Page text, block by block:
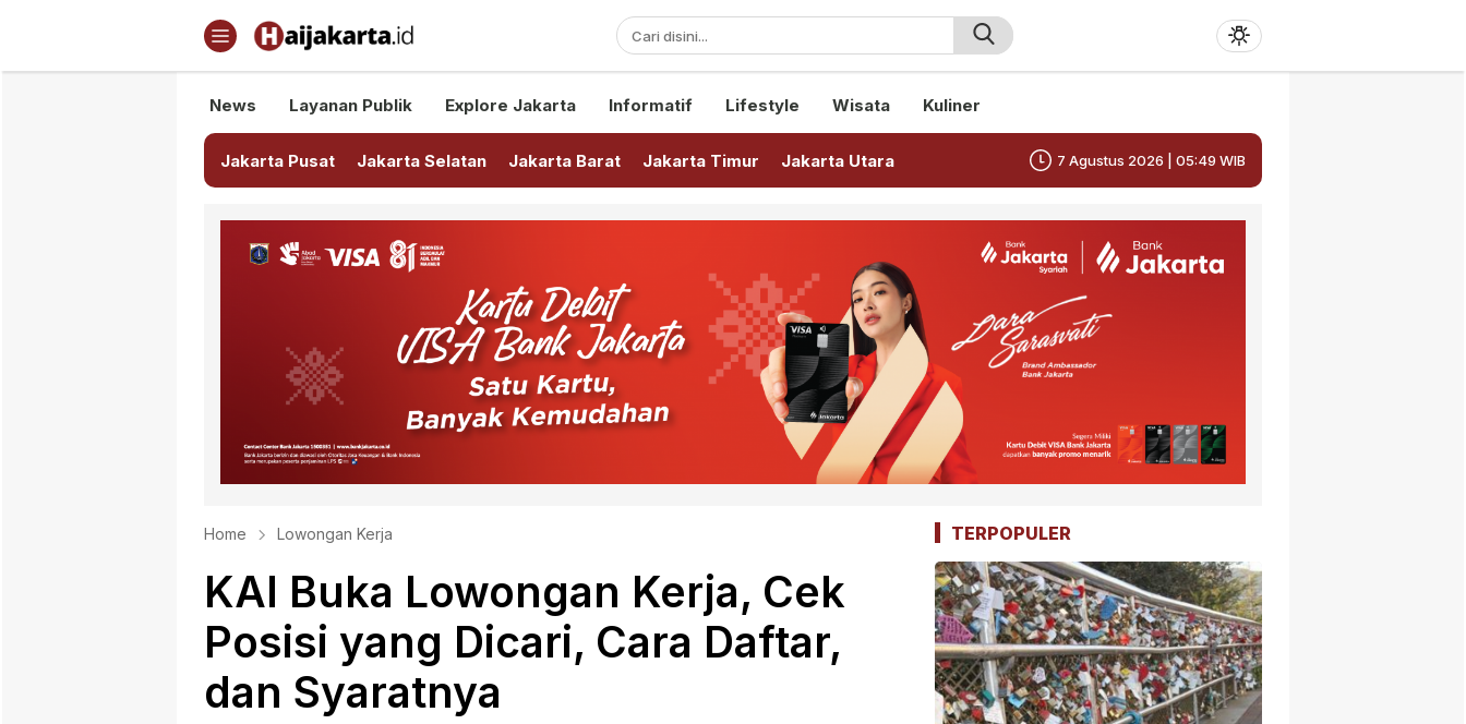
Haijakarta.id
Semua Tentang Jakarta Ada Disini!
News Layanan Publik Explore Jakarta Informatif Lifestyle Wisata Kuliner
Jakarta Pusat Jakarta Selatan Jakarta Barat Jakarta Timur Jakarta Utara 7 Agustus 2026 | 05:49 WIB
Home Lowongan Kerja
KAI Buka Lowongan Kerja, Cek
Posisi yang Dicari, Cara Daftar,
dan Syaratnya
TERPOPULER